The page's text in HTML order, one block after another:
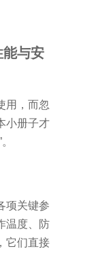
与安
用，而忽
小册子才
项关键参
温度、防
它们直接